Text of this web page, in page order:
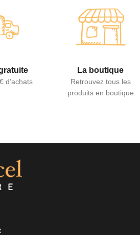
d’achats
La boutique
Retrouvez tous les
produits en boutique